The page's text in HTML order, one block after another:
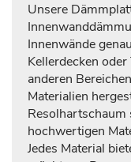
Unsere
Innenwände
Kellerdecken
anderen
Materialien
Resolhartschaum
hochwertigen
Jedes Material